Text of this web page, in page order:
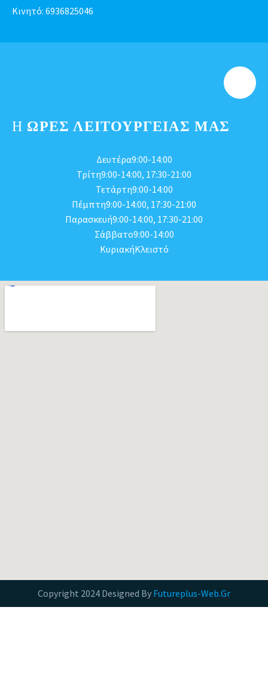
Κινητό: 6936825046
Η ΩΡΕΣ ΛΕΙΤΟΥΡΓΕΊΑΣ ΜΑΣ
Δευτέρα9:00-14:00
Τρίτη9:00-14:00, 17:30-21:00
Τετάρτη9:00-14:00
Πέμπτη9:00-14:00, 17:30-21:00
Παρασκευή9:00-14:00, 17:30-21:00
Σάββατο9:00-14:00
ΚυριακήΚλειστό
Copyright 2024 Designed By Futureplus-Web.Gr